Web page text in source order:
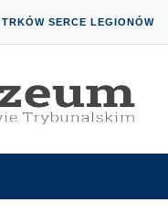
SERCE LEGIONÓW